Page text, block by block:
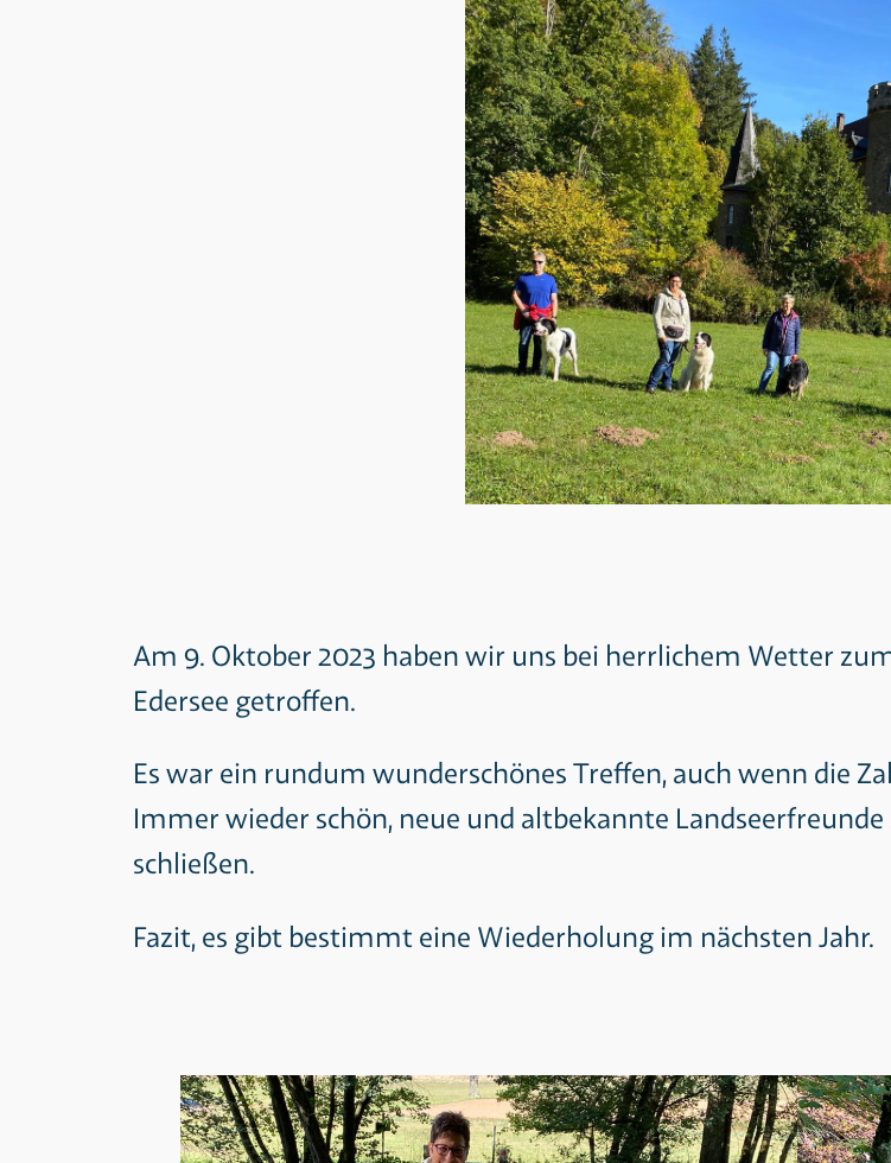
Am 9. Oktober 2023 haben wir uns bei herrlichem Wetter
Edersee getroffen.
Es war ein rundum wunderschönes Treffen, auch wenn die
Immer wieder schön, neue und altbekannte
schließen.
Fazit, es gibt bestimmt eine Wiederholung im nächsten Jahr.